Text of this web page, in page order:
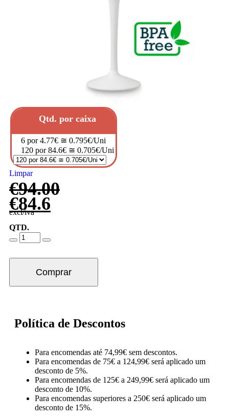
Qtd. por caixa
6 por 4.77€ ≅ 0.795€/Uni
120 por 84.6€ ≅ 0.705€/Uni
Limpar
€94.00
€84.6
excl/iva
QTD.
Comprar
Política de Descontos
Para encomendas até 74,99€ sem descontos.
Para encomendas de 75€ a 124,99€ será aplicado um
desconto de 5%.
Para encomendas de 125€ a 249,99€ será aplicado um
desconto de 10%.
Para encomendas superiores a 250€ será aplicado um
desconto de 15%.